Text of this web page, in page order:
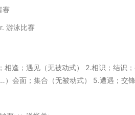
赛
游泳比赛
相逢；遇见（无被动式） 2.相识；结识
）会面；集合（无被动式） 5.遭遇；交